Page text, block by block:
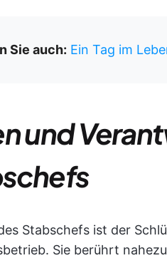
Sie auch: Ein Tag im
und
Stabschefs ist der
Sie berührt